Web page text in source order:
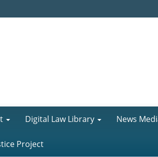
Digital Law Library News
Project